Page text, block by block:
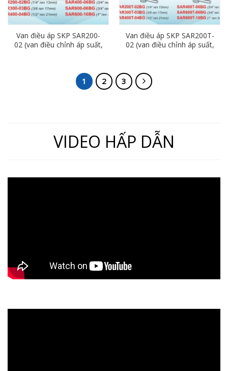
Van điều áp SKP SAR200-
02 (van điều chỉnh áp suất,
Van điều áp SKP SAR200T-
02 (van điều chỉnh áp suất,
1 2 3
VIDEO HẤP DẪN